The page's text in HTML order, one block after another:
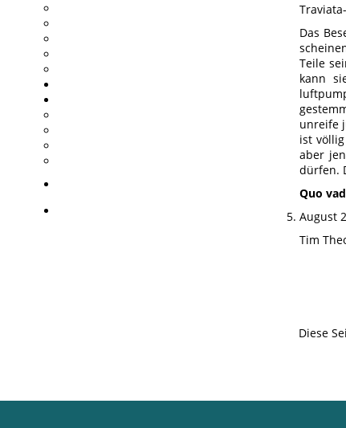
Das
Teile
kann
unreife
ist
aber
dürfen.
Quo
August
Tim
Diese